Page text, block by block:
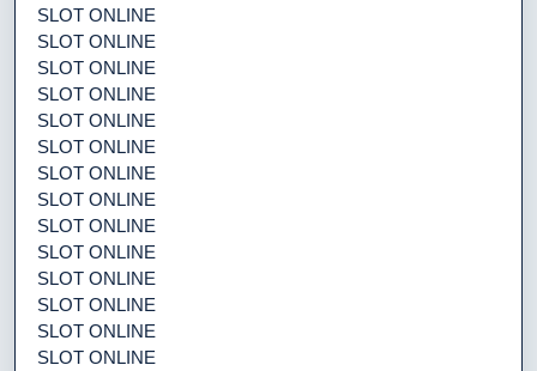
SLOT ONLINE
SLOT ONLINE
SLOT ONLINE
SLOT ONLINE
SLOT ONLINE
SLOT ONLINE
SLOT ONLINE
SLOT ONLINE
SLOT ONLINE
SLOT ONLINE
SLOT ONLINE
SLOT ONLINE
SLOT ONLINE
SLOT ONLINE